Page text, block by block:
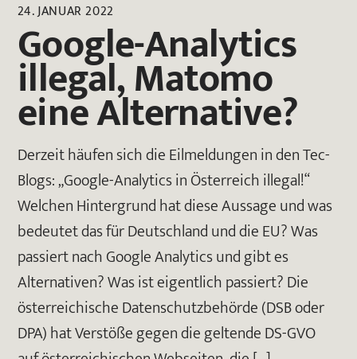
24. JANUAR 2022
Google-Analytics
illegal, Matomo
eine Alternative?
Derzeit häufen sich die Eilmeldungen in den Tec-
Blogs: „Google-Analytics in Österreich illegal!“
Welchen Hintergrund hat diese Aussage und was
bedeutet das für Deutschland und die EU? Was
passiert nach Google Analytics und gibt es
Alternativen? Was ist eigentlich passiert? Die
österreichische Datenschutzbehörde (DSB oder
DPA) hat Verstöße gegen die geltende DS-GVO